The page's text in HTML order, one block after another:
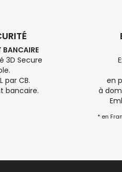
BANCAIRE
3D Secure
par CB.
bancaire.
en
à
* en